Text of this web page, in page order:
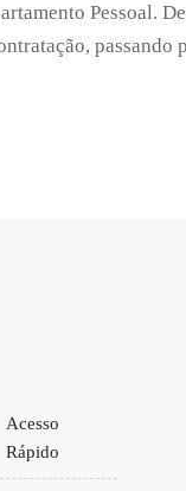
Pessoal.
Acesso
Rápido